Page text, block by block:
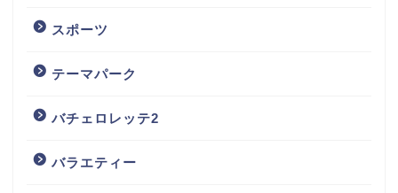
スポーツ
テーマパーク
バチェロレッテ2
バラエティー